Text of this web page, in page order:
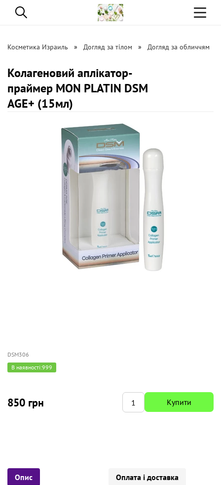
Toggle
Косметика Израиль Догляд за тілом Догляд за обличчям
Колагеновий аплікатор-
праймер MON PLATIN DSM
AGE+ (15мл)
DSM306
В наявності:999
850 грн Купити
Опис Оплата і доставка